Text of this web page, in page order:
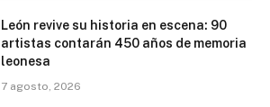
León revive su historia en escena: 90
artistas contarán 450 años de memoria
leonesa
7 agosto, 2026